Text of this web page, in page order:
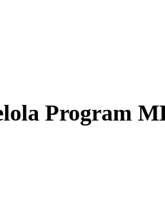
Program